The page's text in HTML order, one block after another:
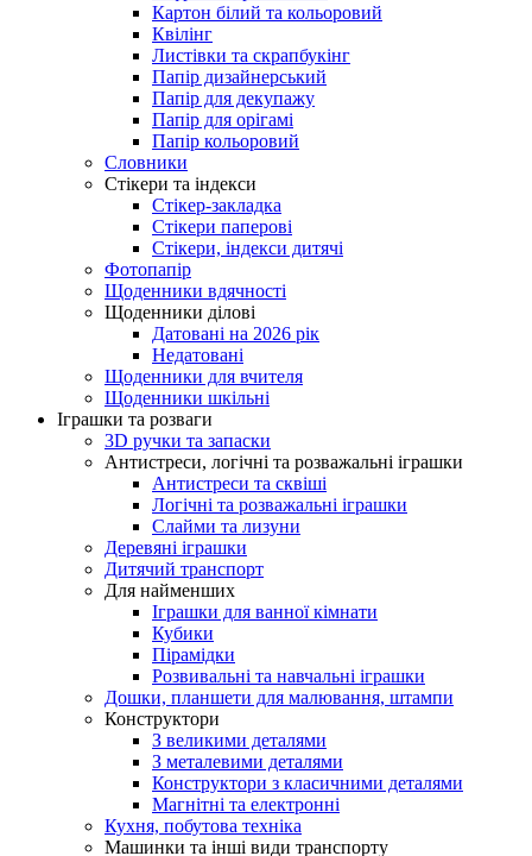
Картон білий та кольоровий
Квілінг
Листівки та скрапбукінг
Папір дизайнерський
Папір для декупажу
Папір для орігамі
Папір кольоровий
Словники
Стікери та індекси
Стікер-закладка
Стікери паперові
Стікери, індекси дитячі
Фотопапір
Щоденники вдячності
Щоденники ділові
Датовані на 2026 рік
Недатовані
Щоденники для вчителя
Щоденники шкільні
Іграшки та розваги
3D ручки та запаски
Антистреси, логічні та розважальні іграшки
Антистреси та сквіші
Логічні та розважальні іграшки
Слайми та лизуни
Деревяні іграшки
Дитячий транспорт
Для найменших
Іграшки для ванної кімнати
Кубики
Пірамідки
Розвивальні та навчальні іграшки
Дошки, планшети для малювання, штампи
Конструктори
З великими деталями
З металевими деталями
Конструктори з класичними деталями
Магнітні та електронні
Кухня, побутова техніка
Машинки та інші види транспорту